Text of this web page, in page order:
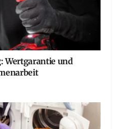
Wertgarantie und